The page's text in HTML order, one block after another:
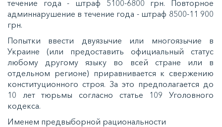
течение года - штраф 5100-6800 грн. Повторное
админнарушение в течение года - штраф 8500-11 900
грн.
Попытки ввести двуязычие или многоязычие в
Украине (или предоставить официальный статус
любому другому языку во всей стране или в
отдельном регионе) приравнивается к свержению
конституционного строя. За это предполагается до
10 лет тюрьмы согласно статье 109 Уголовного
кодекса.
Именем предвыборной рациональности